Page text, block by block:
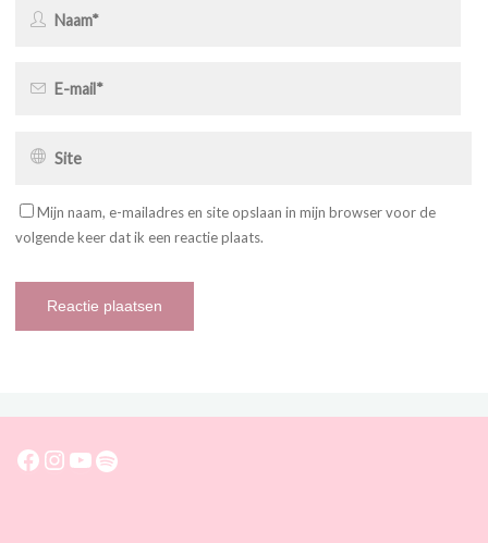
Mijn naam, e-mailadres en site opslaan in mijn browser voor de
volgende keer dat ik een reactie plaats.
Facebook
Instagram
YouTube
Spotify